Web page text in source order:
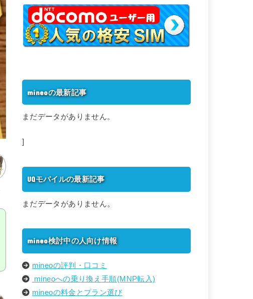
mineoの最新記事
まだデータがありません。
]
UQモバイルの最新記事
まだデータがありません。
mineo検討中の人向け情報
mineoの評判・口コミ
mineoへの乗り換え手順(MNP転入)
mineoの料金とプラン選び